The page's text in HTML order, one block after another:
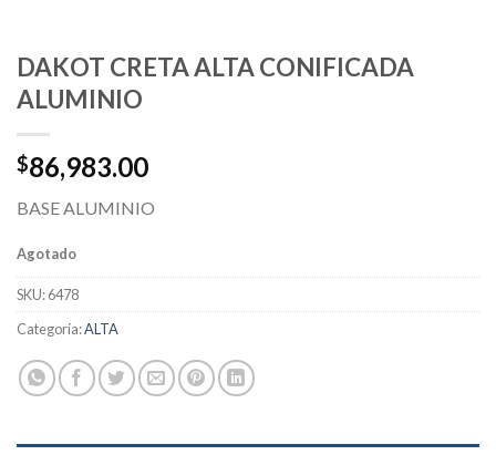
DAKOT CRETA ALTA CONIFICADA
ALUMINIO
$86,983.00
BASE ALUMINIO
Agotado
SKU:6478
Categoría:ALTA